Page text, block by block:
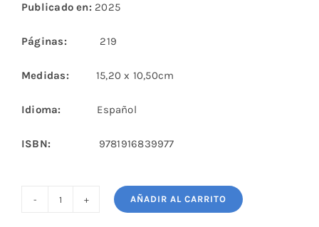
Publicado en: 2025
Páginas: 219
Medidas: 15,20 x 10,50cm
Idioma: Español
ISBN: ‎ 9781916839977
AÑADIR AL CARRITO